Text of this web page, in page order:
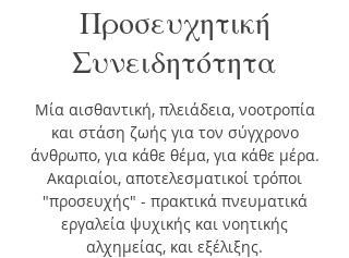
Προσευχητική
Συνειδητότητα
Μία αισθαντική, πλειάδεια, νοοτροπία
και στάση ζωής για τον σύγχρονο
άνθρωπο, για κάθε θέμα, για κάθε μέρα.
Ακαριαίοι, αποτελεσματικοί τρόποι
"προσευχής" - πρακτικά πνευματικά
εργαλεία ψυχικής και νοητικής
αλχημείας, και εξέλιξης.